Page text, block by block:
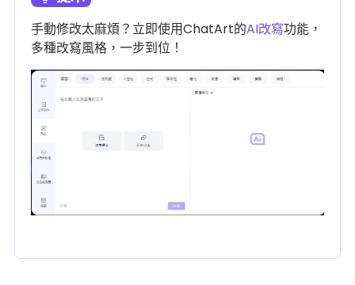
手動修改太麻煩？立即使用ChatArt的AI改寫功能，
多種改寫風格，一步到位！